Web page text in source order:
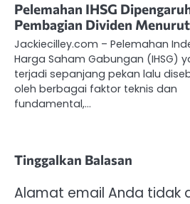
Pelemahan IHSG
Pembagian Dividen
Jackiecilley.com – Pelemahan
Harga Saham Gabungan (IHSG)
terjadi sepanjang pekan lalu
oleh berbagai faktor teknis dan
fundamental,…
Tinggalkan Balasan
Alamat email Anda tidak